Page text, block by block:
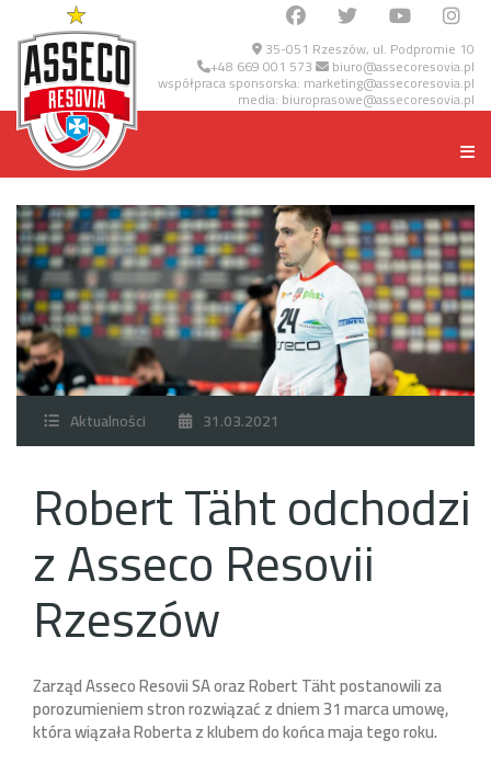
35-051 Rzeszów, ul. Podpromie 10
+48 669 001 573 biuro@assecoresovia.pl
współpraca sponsorska: marketing@assecoresovia.pl
media: biuroprasowe@assecoresovia.pl
Aktualności 31.03.2021
Robert Täht odchodzi
z Asseco Resovii
Rzeszów
Zarząd Asseco Resovii SA oraz Robert Täht postanowili za
porozumieniem stron rozwiązać z dniem 31 marca umowę,
która wiązała Roberta z klubem do końca maja tego roku.